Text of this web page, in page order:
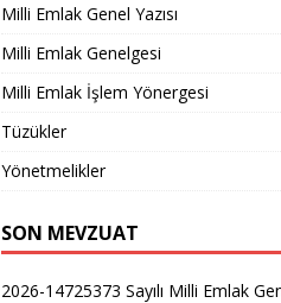
Milli Emlak Genel Yazısı
Milli Emlak Genelgesi
Milli Emlak İşlem Yönergesi
Tüzükler
Yönetmelikler
SON MEVZUAT
2026-14725373 Sayılı Milli Emlak